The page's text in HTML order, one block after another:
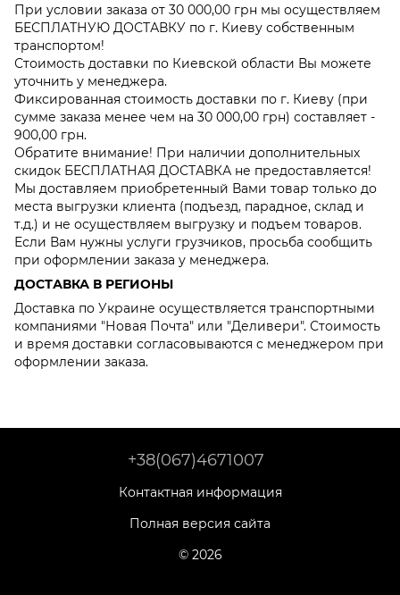
При условии заказа от 30 000,00 грн мы осуществляем
БЕСПЛАТНУЮ ДОСТАВКУ по г. Киеву собственным
транспортом!
Стоимость доставки по Киевской области Вы можете
уточнить у менеджера.
Фиксированная стоимость доставки по г. Киеву (при
сумме заказа менее чем на 30 000,00 грн) составляет -
900,00 грн.
Обратите внимание! При наличии дополнительных
скидок БЕСПЛАТНАЯ ДОСТАВКА не предоставляется!
Мы доставляем приобретенный Вами товар только до
места выгрузки клиента (подъезд, парадное, склад и
т.д.) и не осуществляем выгрузку и подъем товаров.
Если Вам нужны услуги грузчиков, просьба сообщить
при оформлении заказа у менеджера.
ДОСТАВКА В РЕГИОНЫ
Доставка по Украине осуществляется транспортными
компаниями "Новая Почта" или "Деливери". Стоимость
и время доставки согласовываются с менеджером при
оформлении заказа.
+38(067)4671007
Контактная информация
Полная версия сайта
© 2026